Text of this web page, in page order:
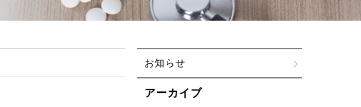
お知らせ
アーカイブ